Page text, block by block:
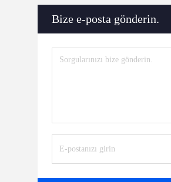
Bize e-posta gönderin.